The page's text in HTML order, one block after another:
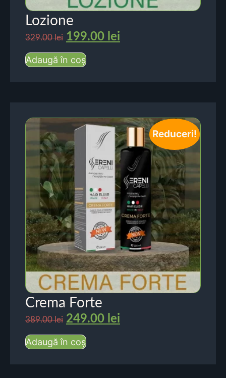
Lozione
329.00lei 199.00 lei
Adaugă în coș
Reduceri!
Crema Forte
389.00lei 249.00 lei
Adaugă în coș